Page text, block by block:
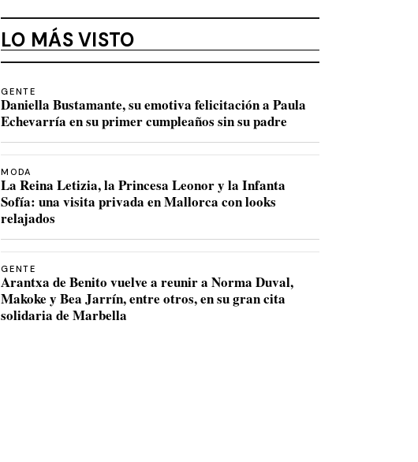
LO MÁS VISTO
GENTE
Daniella Bustamante, su emotiva felicitación a Paula
Echevarría en su primer cumpleaños sin su padre
MODA
La Reina Letizia, la Princesa Leonor y la Infanta
Sofía: una visita privada en Mallorca con looks
relajados
GENTE
Arantxa de Benito vuelve a reunir a Norma Duval,
Makoke y Bea Jarrín, entre otros, en su gran cita
solidaria de Marbella